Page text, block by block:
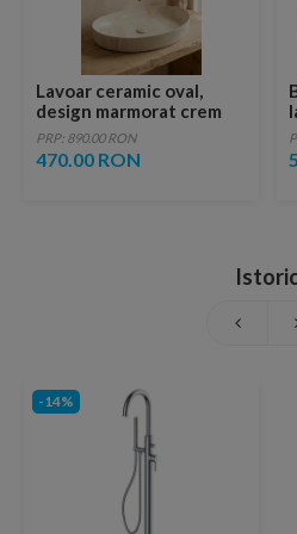
Lavoar ceramic oval,
design marmorat crem
lucios cu vene aurii,
ventil inclus
PRP: 890.00 RON
470.00 RON
-14%